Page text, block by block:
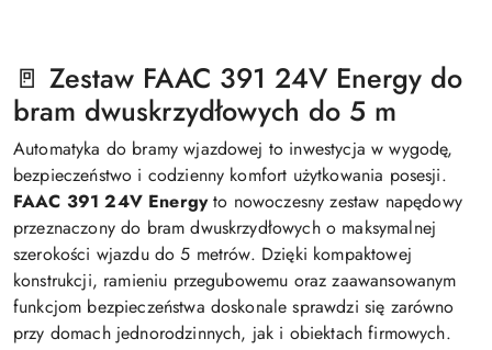
🚪 Zestaw FAAC 391 24V Energy do
bram dwuskrzydłowych do 5 m
Automatyka do bramy wjazdowej to inwestycja w wygodę,
bezpieczeństwo i codzienny komfort użytkowania posesji.
FAAC 391 24V Energyto nowoczesny zestaw napędowy
przeznaczony do bram dwuskrzydłowych o maksymalnej
szerokości wjazdu do 5 metrów. Dzięki kompaktowej
konstrukcji, ramieniu przegubowemu oraz zaawansowanym
funkcjom bezpieczeństwa doskonale sprawdzi się zarówno
przy domach jednorodzinnych, jak i obiektach firmowych.